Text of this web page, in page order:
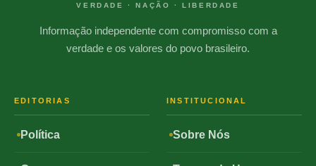
VERDADE · NAÇÃO · LIBERDADE
Informação independente com compromisso com a
verdade e os valores do povo brasileiro.
EDITORIAS
Política
INSTITUCIONAL
Sobre Nós